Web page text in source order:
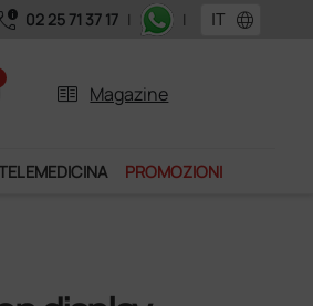
il servizio "Ds Club", un anno di
02 25 71 37 17 | | language
two_pager Magazine
PROMOZIONI